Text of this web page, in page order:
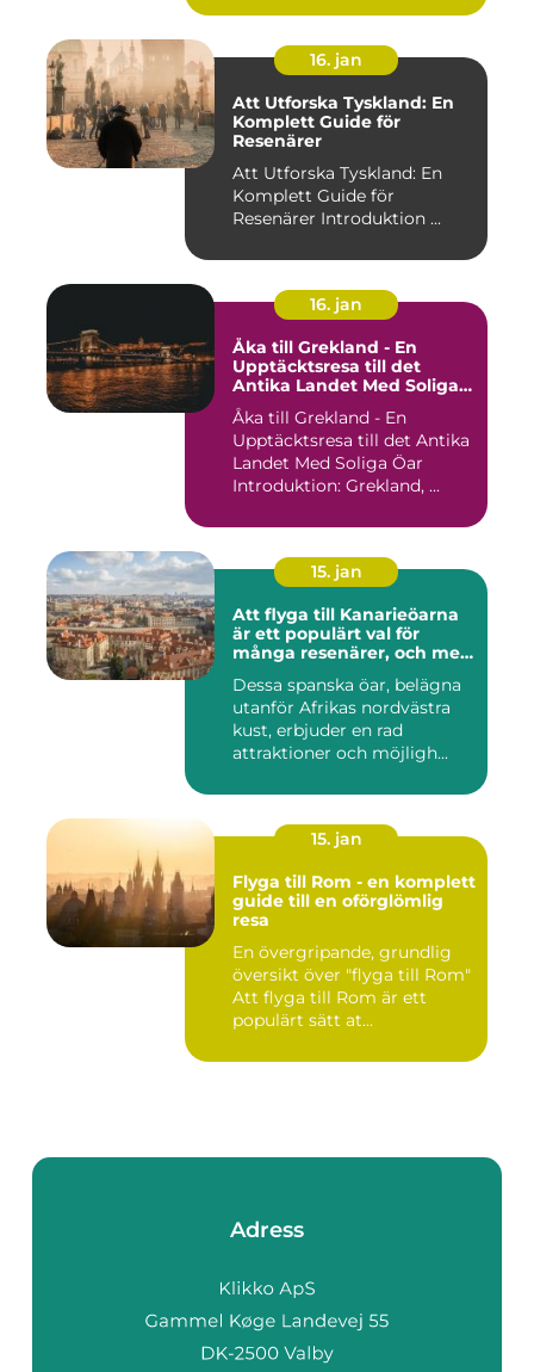
16. jan
Att Utforska Tyskland: En
Komplett Guide för
Resenärer
Att Utforska Tyskland: En
Komplett Guide för
Resenärer Introduktion ...
16. jan
Åka till Grekland - En
Upptäcktsresa till det
Antika Landet Med Soliga
Öar
Åka till Grekland - En
Upptäcktsresa till det Antika
Landet Med Soliga Öar
Introduktion: Grekland, ...
15. jan
Att flyga till Kanarieöarna
är ett populärt val för
många resenärer, och med
Dessa spanska öar, belägna
utanför Afrikas nordvästra
kust, erbjuder en rad
attraktioner och möjligh...
15. jan
Flyga till Rom - en komplett
guide till en oförglömlig
resa
En övergripande, grundlig
översikt över "flyga till Rom"
Att flyga till Rom är ett
populärt sätt at...
Adress